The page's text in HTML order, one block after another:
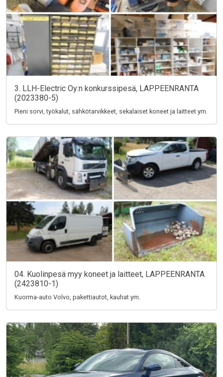
3. LLH-Electric Oy:n konkurssipesä, LAPPEENRANTA
(2023380-5)
Pieni sorvi, työkalut, sähkötarvikkeet, sekalaiset koneet ja laitteet ym.
04. Kuolinpesä myy koneet ja laitteet, LAPPEENRANTA
(2423810-1)
Kuorma-auto Volvo, pakettiautot, kauhat ym.